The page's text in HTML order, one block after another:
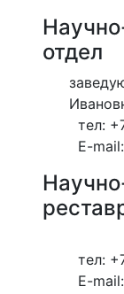
отдел
тел:
E-mail:
тел:
E-mail: